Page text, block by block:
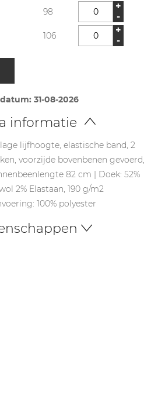
98
+
-
106
+
-
31-08-2026
informatie
lijfhoogte, elastische band, 2
voorzijde bovenbenen gevoerd,
82 cm | Doek: 52%
2% Elastaan, 190 g/m2
100% polyester